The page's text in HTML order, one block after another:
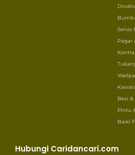
Servis
Pagar
Besi &
Pintu
Baiki
Hubungi Caridancari.com